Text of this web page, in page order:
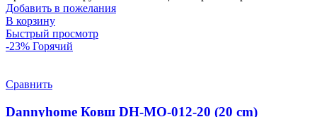
Добавить в пожелания
В корзину
Быстрый просмотр
-23% Горячий
Сравнить
Dannyhome Ковш DH-MO-012-20 (20 cm)